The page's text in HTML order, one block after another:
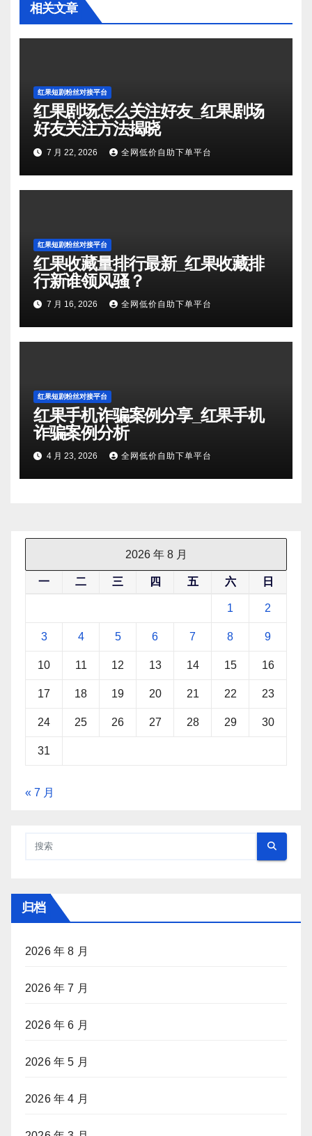
相关文章
红果短剧粉丝对接平台
红果剧场怎么关注好友_红果剧场
好友关注方法揭晓
7 月 22, 2026 全网低价自助下单平台
红果短剧粉丝对接平台
红果收藏量排行最新_红果收藏排
行新谁领风骚？
7 月 16, 2026 全网低价自助下单平台
红果短剧粉丝对接平台
红果手机诈骗案例分享_红果手机
诈骗案例分析
4 月 23, 2026 全网低价自助下单平台
2026 年 8 月
一 二 三 四 五 六 日
1 2
3 4 5 6 7 8 9
10 11 12 13 14 15 16
17 18 19 20 21 22 23
24 25 26 27 28 29 30
31
« 7 月
归档
2026 年 8 月
2026 年 7 月
2026 年 6 月
2026 年 5 月
2026 年 4 月